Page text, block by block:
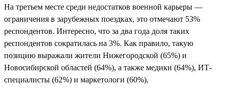
На третьем месте среди недостатков военной карьеры —
ограничения в зарубежных поездках, это отмечают 53%
респондентов. Интересно, что за два года доля таких
респондентов сократилась на 3%. Как правило, такую
позицию выражали жители Нижегородской (65%) и
Новосибирской областей (64%), а также медики (64%), ИТ-
специалисты (62%) и маркетологи (60%).